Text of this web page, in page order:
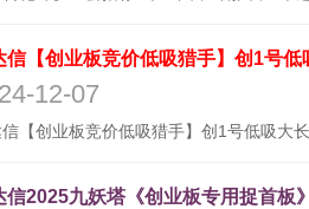
信【创业板竞价低吸猎手】创1号
12-07
信2025九妖塔《创业板专用捉首板